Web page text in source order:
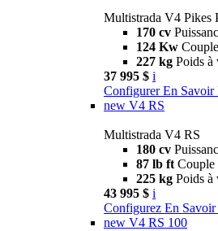
Multistrada V4 Pikes
170 cv
124 Kw Couple
227 kg Poids à
37 995 $ i
Configurer En Savoir
new V4 RS
Multistrada V4 RS
180 cv
87 lb ft Couple
225 kg Poids à
43 995 $ i
Configurez En Savoir
new V4 RS 100